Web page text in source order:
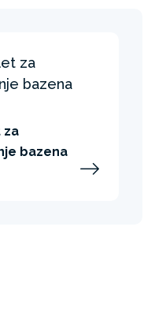
za
bazena